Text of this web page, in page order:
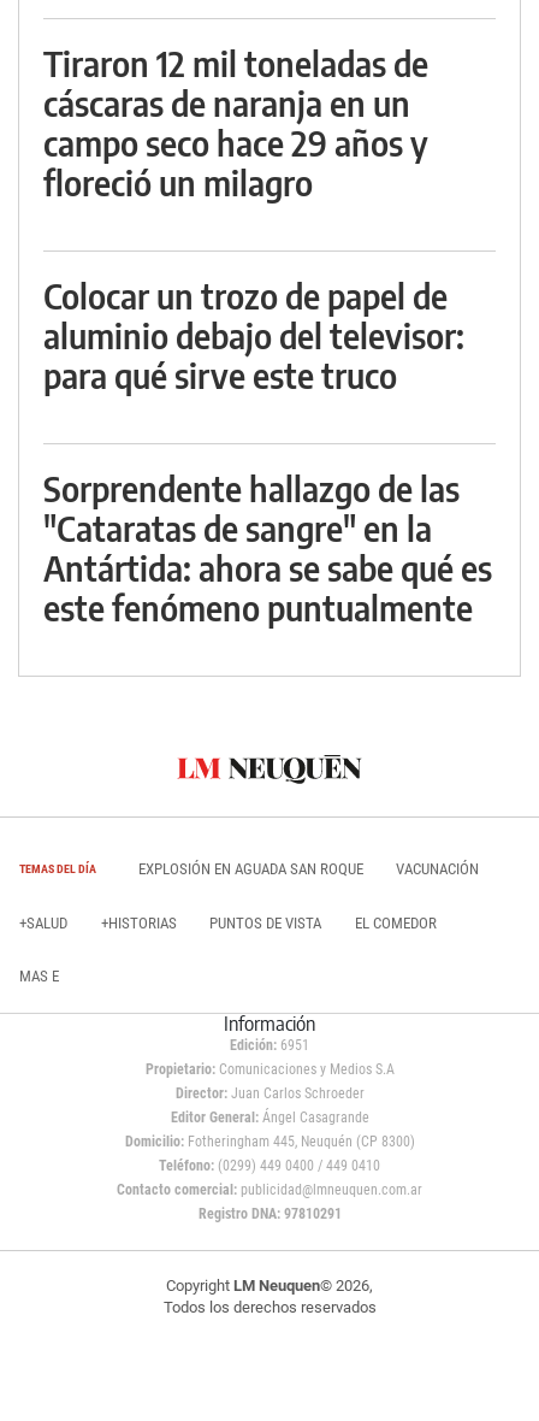
Tiraron 12 mil toneladas de
cáscaras de naranja en un
campo seco hace 29 años y
floreció un milagro
Colocar un trozo de papel de
aluminio debajo del televisor:
para qué sirve este truco
Sorprendente hallazgo de las
"Cataratas de sangre" en la
Antártida: ahora se sabe qué es
este fenómeno puntualmente
TEMAS DEL DÍA EXPLOSIÓN EN AGUADA SAN ROQUE VACUNACIÓN
+SALUD +HISTORIAS PUNTOS DE VISTA EL COMEDOR
MAS E
Información
Edición: 6951
Propietario:Comunicaciones y Medios S.A
Director: Juan Carlos Schroeder
Editor General:Ángel Casagrande
Domicilio:Fotheringham 445, Neuquén (CP 8300)
Teléfono: (0299) 449 0400 / 449 0410
Contacto comercial: publicidad@lmneuquen.com.ar
Registro DNA: 97810291
Copyright LM Neuquen© 2026,
Todos los derechos reservados